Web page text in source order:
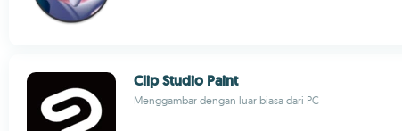
Clip Studio Paint
Menggambar dengan luar biasa dari PC